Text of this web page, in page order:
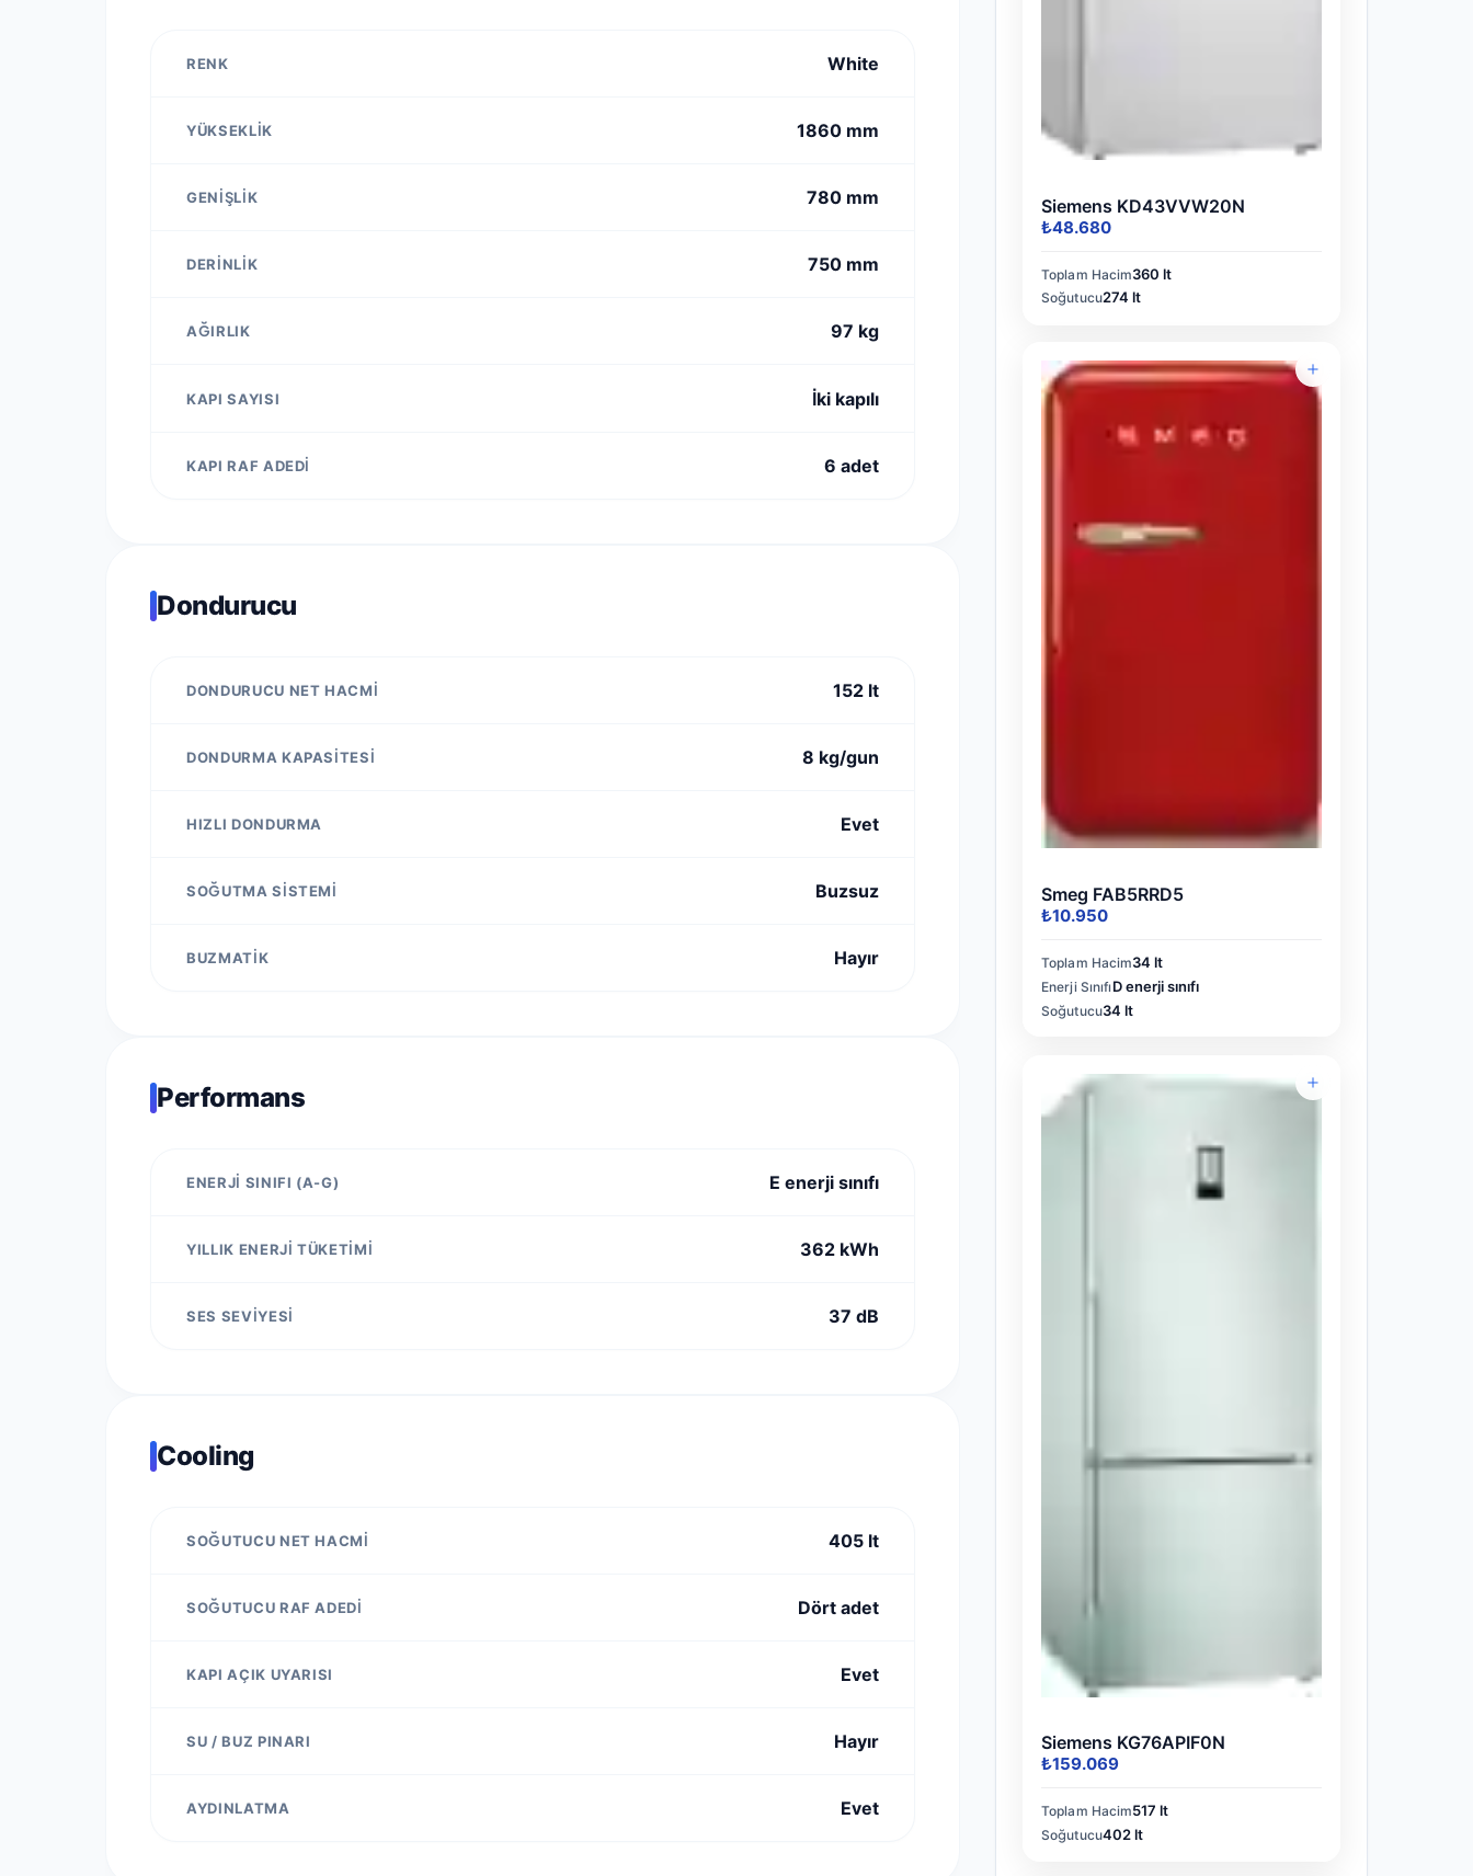
RENK White
YÜKSEKLIK 1860 mm
GENIŞLIK 780 mm
DERINLIK 750 mm
AĞIRLIK 97 kg
KAPI SAYISI İki kapılı
KAPI RAF ADEDI 6 adet
Dondurucu
DONDURUCU NET HACMI 152 lt
DONDURMA KAPASITESI 8 kg/gun
HIZLI DONDURMA Evet
SOĞUTMA SISTEMI Buzsuz
BUZMATIK Hayır
Performans
ENERJI SINIFI (A-G) E enerji sınıfı
YILLIK ENERJI TÜKETIMI 362 kWh
SES SEVIYESI 37 dB
Cooling
SOĞUTUCU NET HACMI 405 lt
SOĞUTUCU RAF ADEDI Dört adet
KAPI AÇIK UYARISI Evet
SU / BUZ PINARI Hayır
AYDINLATMA Evet
Siemens KD43VVW20N
₺48.680
Toplam Hacim360 lt
Soğutucu274 lt
Smeg FAB5RRD5
₺10.950
Toplam Hacim34 lt
Enerji Sınıfı D enerji sınıfı
Soğutucu34 lt
Siemens KG76APIF0N
₺159.069
Toplam Hacim517 lt
Soğutucu402 lt